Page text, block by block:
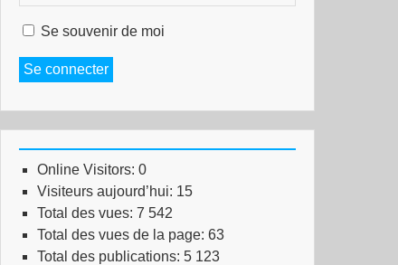
Se souvenir de moi
Se connecter
Online Visitors: 0
Visiteurs aujourd’hui: 15
Total des vues: 7 542
Total des vues de la page: 63
Total des publications: 5 123